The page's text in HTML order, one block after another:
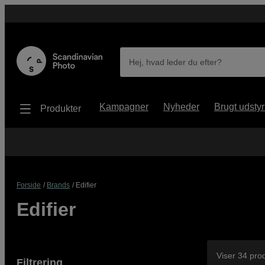
Hej, hvad leder du efter?
Produkter Kampagner Nyheder Brugt
Forside Brands Edifier
Edifier
Filtrering
Viser 34